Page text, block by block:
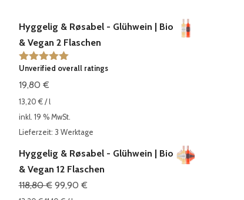
Hyggelig & Røsabel - Glühwein | Bio
& Vegan 2 Flaschen
Bewertet mit
Unverified overall ratings
19,80 €
13,20€/l
inkl. 19 % MwSt.
Lieferzeit: 3 Werktage
Hyggelig & Røsabel - Glühwein | Bio
& Vegan 12 Flaschen
118,80€ Ursprünglicher
99,90 €Aktueller